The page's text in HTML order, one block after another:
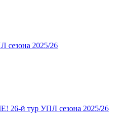
2025/26
й тур УПЛ сезона 2025/26